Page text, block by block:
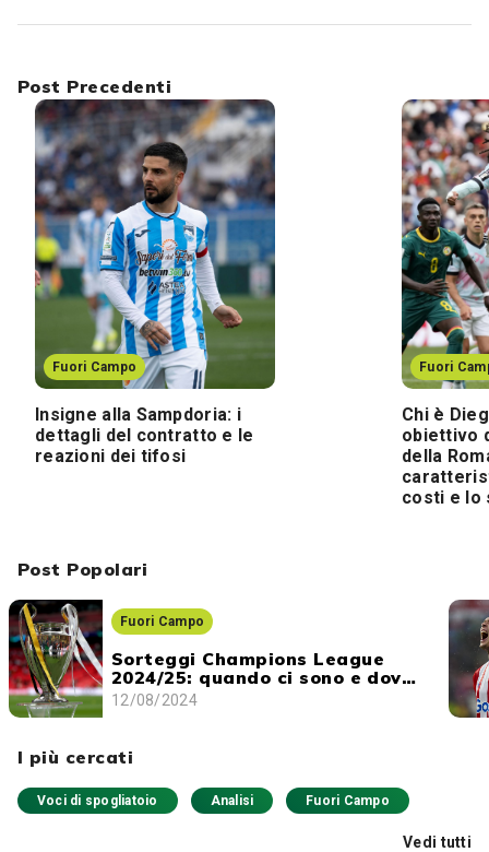
Post Popolari
Fuori Campo
Sorteggi Champions League
2024/25: quando ci sono e dove
vederli
12/08/2024
I più cercati
Voci di spogliatoio Analisi Fuori Campo
Vedi tutti
Post Precedenti
Fuori Campo
Insigne alla Sampdoria: i
dettagli del contratto e le
reazioni dei tifosi
Fuori
Chi è
obiettivo
della
costi e lo